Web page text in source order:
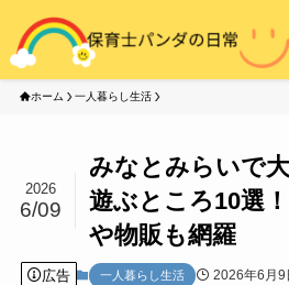
ホーム 一人暮らし生活
みなとみらいで
遊ぶところ10選
や物販も網羅
2026
6/09
広告 一人暮らし生活 2026年6月9